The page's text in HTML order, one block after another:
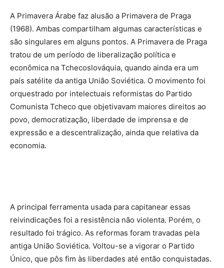
A Primavera Árabe faz alusão a Primavera de Praga
(1968). Ambas compartilham algumas características e
são singulares em alguns pontos. A Primavera de Praga
tratou de um período de liberalização política e
econômica na Tchecoslováquia, quando ainda era um
país satélite da antiga União Soviética. O movimento foi
orquestrado por intelectuais reformistas do Partido
Comunista Tcheco que objetivavam maiores direitos ao
povo, democratização, liberdade de imprensa e de
expressão e a descentralização, ainda que relativa da
economia.
A principal ferramenta usada para capitanear essas
reivindicações foi a resistência não violenta. Porém, o
resultado foi trágico. As reformas foram travadas pela
antiga União Soviética. Voltou-se a vigorar o Partido
Único, que pôs fim às liberdades até então conquistadas.